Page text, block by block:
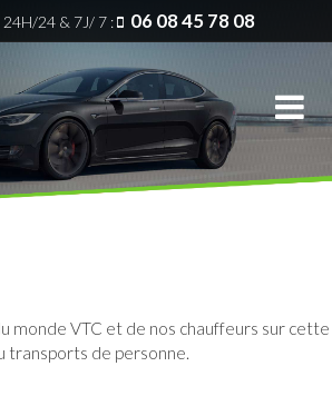
24H/24 & 7J/ 7 : 06 08 45 78 08
monde VTC et de nos chauffeurs sur cette
transports de personne.